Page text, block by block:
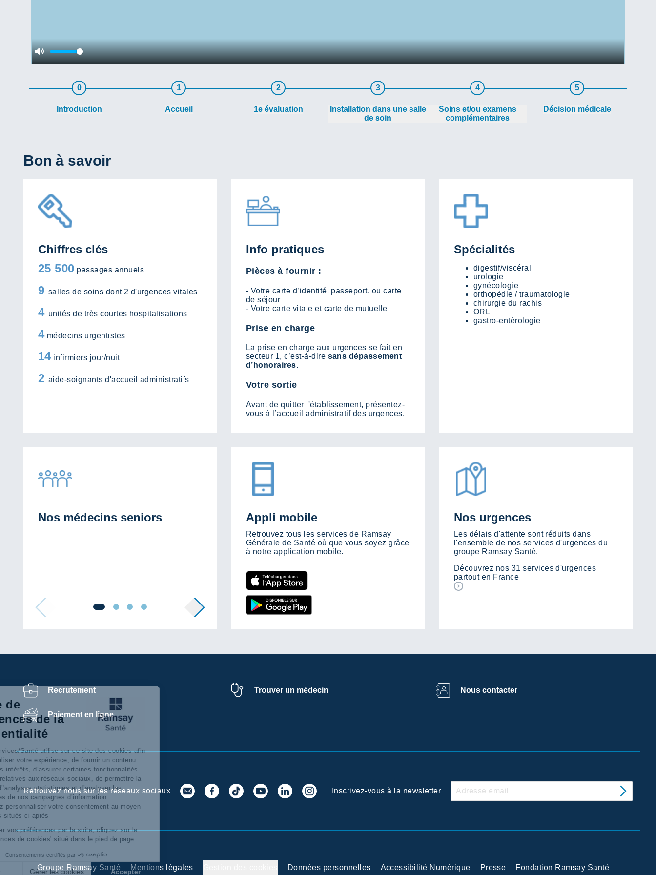
Mute
0
Introduction
1
Accueil
2
1e évaluation
3
Installation dans une salle
de soin
4
Soins et/ou examens
complémentaires
5
Décision médicale
Bon à savoir
Chiffres clés
25 500 passages annuels
9 salles de soins dont 2 d'urgences vitales
4 unités de très courtes hospitalisations
4médecins urgentistes
14infirmiers jour/nuit
2 aide-soignants d'accueil administratifs
Info pratiques
Pièces à fournir :
- Votre carte d’identité, passeport, ou carte
de séjour
- Votre carte vitale et carte de mutuelle
Prise en charge
La prise en charge aux urgences se fait en
secteur 1, c’est-à-dire sans dépassement
d’honoraires.
Votre sortie
Avant de quitter l'établissement, présentez-
vous à l’accueil administratif des urgences.
Spécialités
digestif/viscéral
urologie
gynécologie
orthopédie / traumatologie
chirurgie du rachis
ORL
gastro-entérologie
Nos médecins seniors Appli mobile
Retrouvez tous les services de Ramsay
Générale de Santé où que vous soyez grâce
à notre application mobile.
Nos urgences
Les délais d'attente sont réduits dans
l'ensemble de nos services d'urgences du
groupe Ramsay Santé.
Découvrez nos 31 services d'urgences
partout en France
Recrutement Trouver un médecin Nous contacter
Paiement en ligne
Retrouvez nous sur les réseaux sociaux Inscrivez-vous à la newsletter
Groupe Ramsay Santé Mentions légales Données personnelles Accessibilité Numérique Presse Fondation Ramsay Santé
Centre de
préférences de la
confidentialité
Ramsay Services/Santé utilise sur ce site des cookies afin
de personnaliser votre expérience, de fournir un contenu
adapté à vos intérêts, d’assurer certaines fonctionnalités
dont celles relatives aux réseaux sociaux, de permettre la
réalisation d’'analyses statistiques et d’analyser les
performances de nos campagnes d’information.
Vous pouvez personnaliser votre consentement au moyen
des boutons situés ci-après
Pour modifier vos préférences par la suite, cliquez sur le
lien 'Préférences de cookies' situé dans le pied de page.
Consentements certifiés par
Refuser Gérer les cookies Accepter